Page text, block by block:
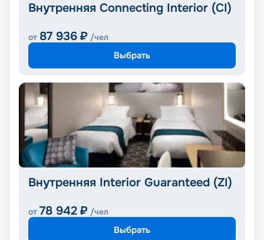
Внутренняя Connecting Interior (CI)
от 87 936 ₽ /чел
Выбрать
Внутренняя Interior Guaranteed (ZI)
от 78 942 ₽ /чел
Выбрать